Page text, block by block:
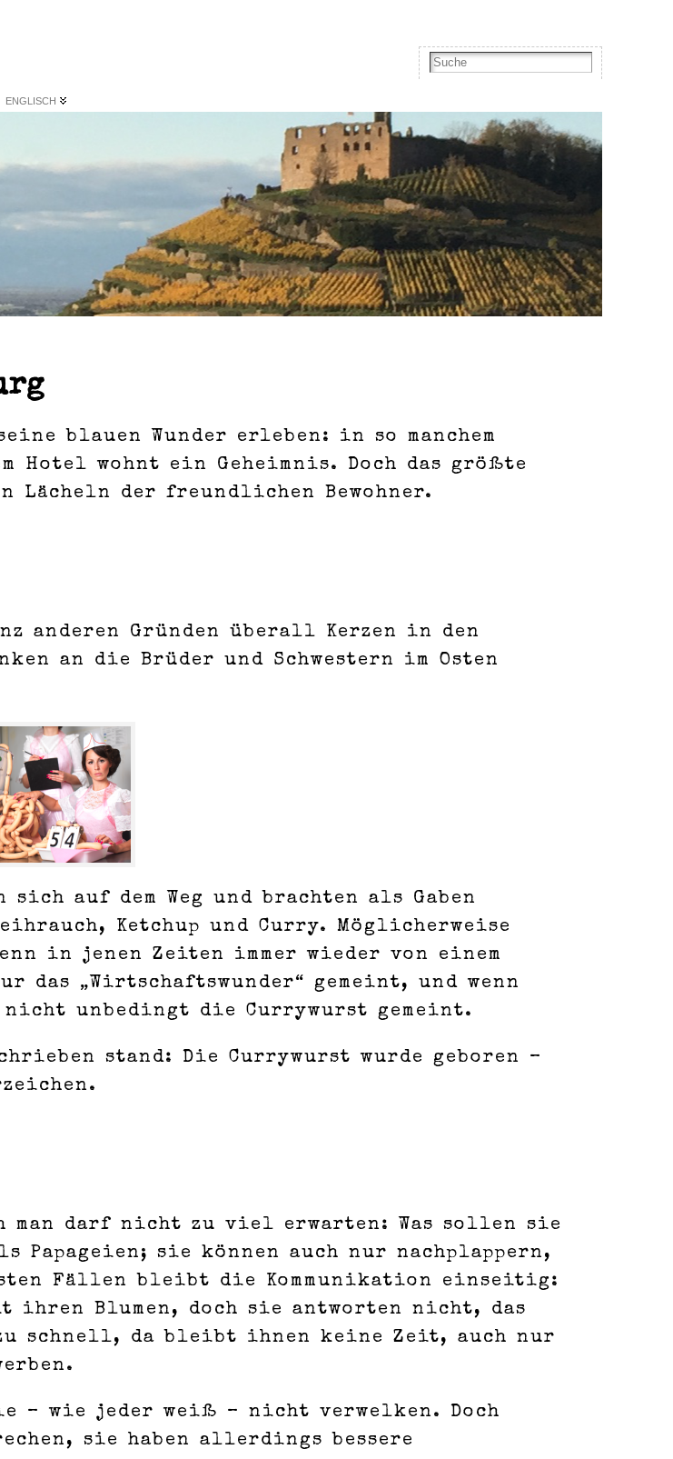
ENGLISCH
blauen Wunder erleben: in so manchem
Hotel wohnt ein Geheimnis. Doch das größte
Lächeln der freundlichen Bewohner.
anderen Gründen überall Kerzen in den
an die Brüder und Schwestern im Osten
auf dem Weg und brachten als Gaben
Ketchup und Curry. Möglicherweise
in jenen Zeiten immer wieder von einem
das „Wirtschaftswunder“ gemeint, und wenn
nicht unbedingt die Currywurst gemeint.
stand: Die Currywurst wurde geboren –
man darf nicht zu viel erwarten: Was sollen sie
Papageien; sie können auch nur nachplappern,
Fällen bleibt die Kommunikation einseitig:
Blumen, doch sie antworten nicht, das
schnell, da bleibt ihnen keine Zeit, auch nur
– wie jeder weiß – nicht verwelken. Doch
sie haben allerdings bessere